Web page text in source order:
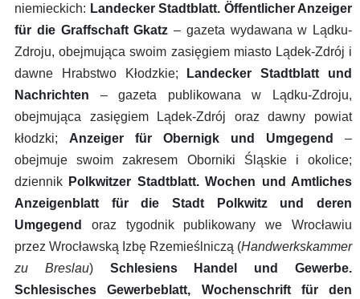
niemieckich: Landecker Stadtblatt. Öffentlicher Anzeiger
für die Graffschaft Gkatz – gazeta wydawana w Lądku-
Zdroju, obejmująca swoim zasięgiem miasto Lądek-Zdrój i
dawne Hrabstwo Kłodzkie;
Landecker Stadtblatt und
Nachrichten – gazeta publikowana w Lądku-Zdroju,
obejmująca zasięgiem Lądek-Zdrój oraz dawny powiat
kłodzki; Anzeiger für Obernigk und Umgegend
–
obejmuje swoim zakresem Oborniki Śląskie i okolice;
dziennik Polkwitzer Stadtblatt. Wochen und Amtliches
Anzeigenblatt für die Stadt Polkwitz und deren
Umgegend
oraz tygodnik publikowany we Wrocławiu
przez Wrocławską Izbę Rzemieślniczą (Handwerkskammer
zu Breslau) Schlesiens Handel und Gewerbe.
Schlesisches Gewerbeblatt, Wochenschrift für den